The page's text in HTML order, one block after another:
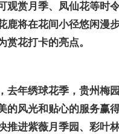
观赏月季、凤仙花等时
鹿将在花间小径悠闲漫
赏花打卡的亮点。
去年绣球花季，贵州梅
的风光和贴心的服务赢
推进紫薇月季园、彩叶